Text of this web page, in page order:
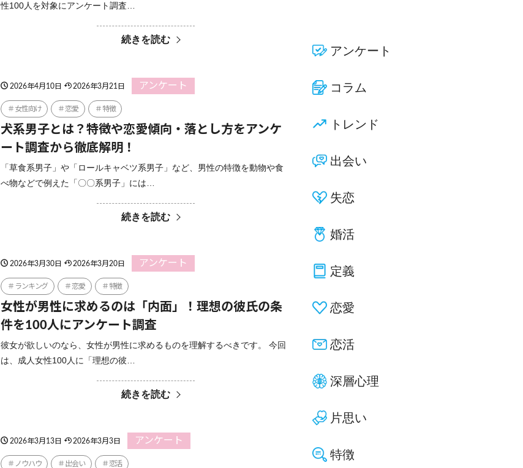
性100人を対象にアンケート調査…
続きを読む
2026年4月10日 2026年3月21日 アンケート
女性向け 恋愛 特徴
犬系男子とは？特徴や恋愛傾向・落とし方をアンケ
ート調査から徹底解明！
「草食系男子」や「ロールキャベツ系男子」など、男性の特徴を動物や食
べ物などで例えた「〇〇系男子」には…
続きを読む
2026年3月30日 2026年3月20日 アンケート
ランキング 恋愛 特徴
女性が男性に求めるのは「内面」！理想の彼氏の条
件を100人にアンケート調査
彼女が欲しいのなら、女性が男性に求めるものを理解するべきです。 今回
は、成人女性100人に「理想の彼…
続きを読む
2026年3月13日 2026年3月3日 アンケート
ノウハウ 出会い 恋活
アンケート
コラム
トレンド
出会い
失恋
婚活
定義
恋愛
恋活
深層心理
片思い
特徴